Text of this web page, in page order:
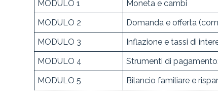
MODULO 1
Moneta e cambi
MODULO 2
Domanda e offerta
MODULO 3
Inflazione e tassi di
MODULO 4
Strumenti di
MODULO 5
Bilancio familiare e